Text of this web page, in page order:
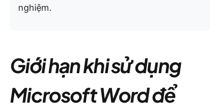
nghiệm.
Giới hạn khi sử dụng
Microsoft Word để